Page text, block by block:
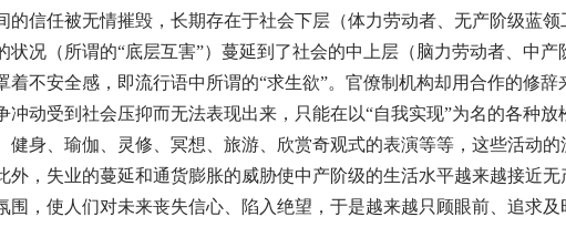
的信任被无情摧毁，长期存在于社会下层（体力劳动者、无产阶级蓝领
状况（所谓的“底层互害”）蔓延到了社会的中上层（脑力劳动者、中产
着不安全感，即流行语中所谓的“求生欲”。官僚制机构却用合作的修辞
冲动受到社会压抑而无法表现出来，只能在以“自我实现”为名的各种放
健身、瑜伽、灵修、冥想、旅游、欣赏奇观式的表演等等，这些活动的
外，失业的蔓延和通货膨胀的威胁使中产阶级的生活水平越来越接近无
围，使人们对未来丧失信心、陷入绝望，于是越来越只顾眼前、追求及